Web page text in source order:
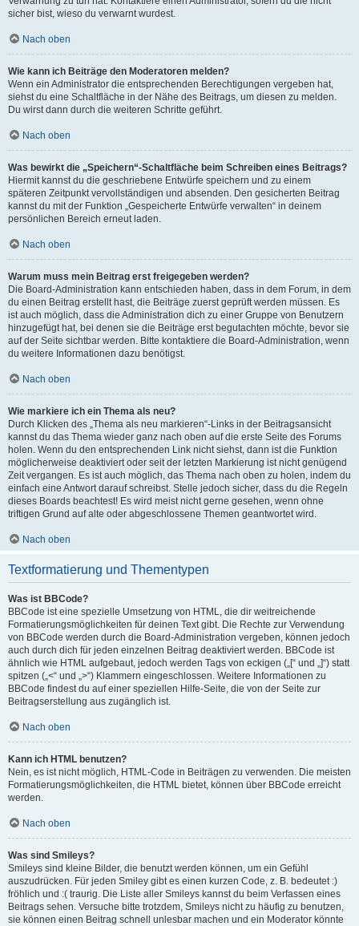
sicher bist, wieso du verwarnt wurdest.
Nach oben
Wie kann ich Beiträge den Moderatoren melden?
Wenn ein Administrator die entsprechenden Berechtigungen vergeben hat,
siehst du eine Schaltfläche in der Nähe des Beitrags, um diesen zu melden.
Du wirst dann durch die weiteren Schritte geführt.
Nach oben
Was bewirkt die „Speichern“-Schaltfläche beim Schreiben eines Beitrags?
Hiermit kannst du die geschriebene Entwürfe speichern und zu einem
späteren Zeitpunkt vervollständigen und absenden. Den gesicherten Beitrag
kannst du mit der Funktion „Gespeicherte Entwürfe verwalten“ in deinem
persönlichen Bereich erneut laden.
Nach oben
Warum muss mein Beitrag erst freigegeben werden?
Die Board-Administration kann entschieden haben, dass in dem Forum, in dem
du einen Beitrag erstellt hast, die Beiträge zuerst geprüft werden müssen. Es
ist auch möglich, dass die Administration dich zu einer Gruppe von Benutzern
hinzugefügt hat, bei denen sie die Beiträge erst begutachten möchte, bevor sie
auf der Seite sichtbar werden. Bitte kontaktiere die Board-Administration, wenn
du weitere Informationen dazu benötigst.
Nach oben
Wie markiere ich ein Thema als neu?
Durch Klicken des „Thema als neu markieren“-Links in der Beitragsansicht
kannst du das Thema wieder ganz nach oben auf die erste Seite des Forums
holen. Wenn du den entsprechenden Link nicht siehst, dann ist die Funktion
möglicherweise deaktiviert oder seit der letzten Markierung ist nicht genügend
Zeit vergangen. Es ist auch möglich, das Thema nach oben zu holen, indem du
einfach eine Antwort darauf schreibst. Stelle jedoch sicher, dass du die Regeln
dieses Boards beachtest! Es wird meist nicht gerne gesehen, wenn ohne
triftigen Grund auf alte oder abgeschlossene Themen geantwortet wird.
Nach oben
Textformatierung und Thementypen
Was ist BBCode?
BBCode ist eine spezielle Umsetzung von HTML, die dir weitreichende
Formatierungsmöglichkeiten für deinen Text gibt. Die Rechte zur Verwendung
von BBCode werden durch die Board-Administration vergeben, können jedoch
auch durch dich für jeden einzelnen Beitrag deaktiviert werden. BBCode ist
ähnlich wie HTML aufgebaut, jedoch werden Tags von eckigen („[“ und „]“) statt
spitzen („<“ und „>“) Klammern eingeschlossen. Weitere Informationen zu
BBCode findest du auf einer speziellen Hilfe-Seite, die von der Seite zur
Beitragserstellung aus zugänglich ist.
Nach oben
Kann ich HTML benutzen?
Nein, es ist nicht möglich, HTML-Code in Beiträgen zu verwenden. Die meisten
Formatierungsmöglichkeiten, die HTML bietet, können über BBCode erreicht
werden.
Nach oben
Was sind Smileys?
Smileys sind kleine Bilder, die benutzt werden können, um ein Gefühl
auszudrücken. Für jeden Smiley gibt es einen kurzen Code, z. B. bedeutet :)
fröhlich und :( traurig. Die Liste aller Smileys kannst du beim Verfassen eines
Beitrags sehen. Versuche bitte trotzdem, Smileys nicht zu häufig zu benutzen,
sie können einen Beitrag schnell unlesbar machen und ein Moderator könnte